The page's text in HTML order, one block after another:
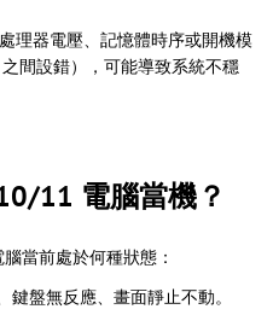
理器電壓、記憶體時序或開機模
之間設錯），可能導致系統不穩
11 電腦當機？
當前處於何種狀態：
鍵盤無反應、畫面靜止不動。